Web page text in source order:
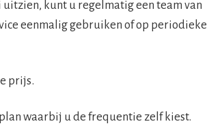
kunt u regelmatig een team van
eenmalig gebruiken of op periodieke
prijs.
waarbij u de frequentie zelf kiest.